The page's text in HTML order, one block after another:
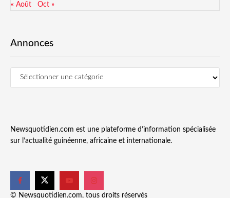
« Août Oct »
Annonces
Newsquotidien.com est une plateforme d’information spécialisée
sur l’actualité guinéenne, africaine et internationale.
© Newsquotidien.com, tous droits réservés